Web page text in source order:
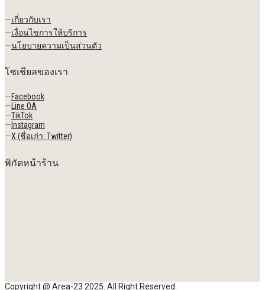
—เกี่ยวกับเรา
—เงื่อนไขการให้บริการ
—นโยบายความเป็นส่วนตัว
โซเชียลของเรา
—Facebook
—Line OA
—TikTok
— Instagram
—X (ชื่อเก่า: Twitter)
พิกัดหน้าร้าน
Copyright @ Area-23 2025. All Right Reserved.